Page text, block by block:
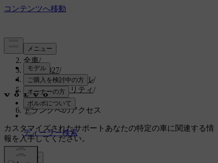
サポート
全車/
EX30 2027/
ユーザーマニュアル/
乗車とセキュリティ/
開閉/
トランクへのアクセス
カスタマイズされたサポート あなたの特定の車に関連する情
報を入手してください。
サインイン